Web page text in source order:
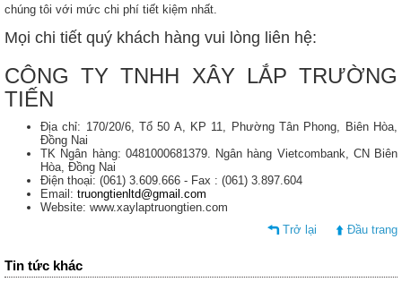
chúng tôi với mức chi phí tiết kiệm nhất.
Mọi chi tiết quý khách hàng vui lòng liên hệ:
CÔNG TY TNHH XÂY LẮP TRƯỜNG
TIẾN
Địa chỉ: 170/20/6, Tổ 50 A, KP 11, Phường Tân Phong, Biên Hòa,
Đồng Nai
TK Ngân hàng: 0481000681379. Ngân hàng Vietcombank, CN Biên
Hòa, Đồng Nai
Điện thoại: (061) 3.609.666 - Fax : (061) 3.897.604
Email: truongtienltd@gmail.com
Website: www.xaylaptruongtien.com
Trở lại
Đầu trang
Tin tức khác